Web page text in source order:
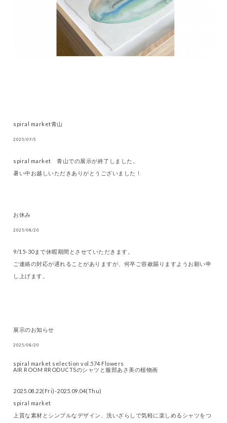
spiral market青山
2025/09/5
spiral market 青山での展示が終了しました。
暑い中お越しいただきありがとうございました！
お休み
2025/08/20
9/15-30まで休暇期間とさせていただきます。
ご連絡の対応が遅れることがありますが、何卒ご容赦賜りますようお願い申
し上げます。
展示のお知らせ
2025/08/20
spiral market selection vol.574 Flowers
AIR ROOM RRODUCTSのシャツと服部あさ美の植物画
2025.08.22(Fri)-2025.09.04(Thu)
spiral market
上質な素材とシンプルなデザイン、洗いざらしで気軽に楽しめるシャツをつ